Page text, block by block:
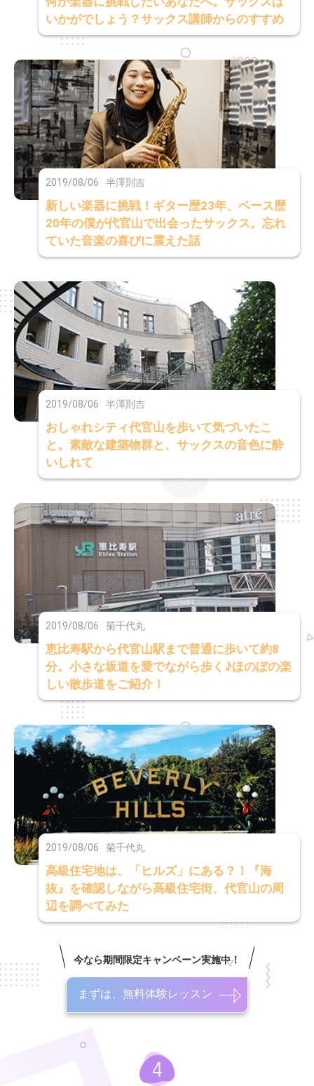
いかがでしょう？サックス講師からのすすめ
2019/08/06 半澤則吉
新しい楽器に挑戦！ギター歴23年、ベース歴
20年の僕が代官山で出会ったサックス。忘れ
ていた音楽の喜びに震えた話
2019/08/06 半澤則吉
おしゃれシティ代官山を歩いて気づいたこ
と。素敵な建築物群と、サックスの音色に酔
いしれて
2019/08/06 菊千代丸
恵比寿駅から代官山駅まで普通に歩いて約8
分。小さな坂道を愛でながら歩く♪ほのぼの楽
しい散歩道をご紹介！
2019/08/06 菊千代丸
高級住宅地は、「ヒルズ」にある？！『海
抜』を確認しながら高級住宅街、代官山の周
辺を調べてみた
今なら期間限定キャンペーン実施中！
まずは、無料体験レッスン